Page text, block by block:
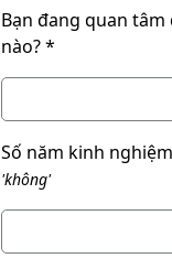
Bạn đang quan
nào? *
Số năm kinh
'không'